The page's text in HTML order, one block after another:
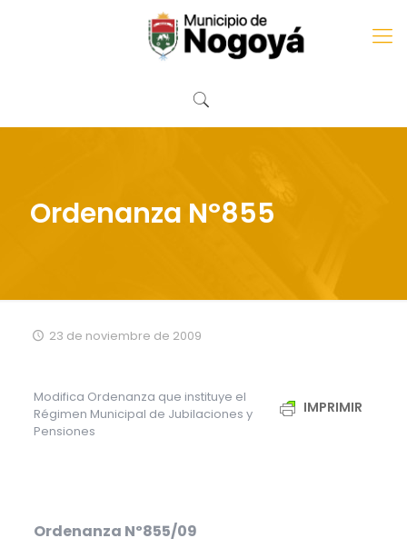
Ordenanza Nº855
23 de noviembre de 2009
IMPRIMIR
Modifica Ordenanza que instituye el
Régimen Municipal de Jubilaciones y
Pensiones
Ordenanza Nº855/09